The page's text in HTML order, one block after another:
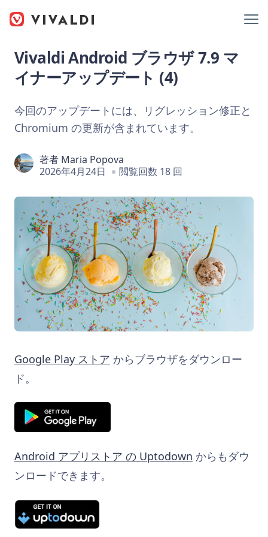
Vivaldi Android ブラウザ 7.9 マ
イナーアップデート (4)
今回のアップデートには、リグレッション修正と
Chromium の更新が含まれています。
著者 Maria Popova
2026年4月24日
閲覧回数 18 回
Google Play ストア からブラウザをダウンロー
ド。
Android アプリストア の Uptodown からもダウ
ンロードできます。